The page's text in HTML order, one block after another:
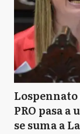
Lospennato
PRO pasa
se suma a